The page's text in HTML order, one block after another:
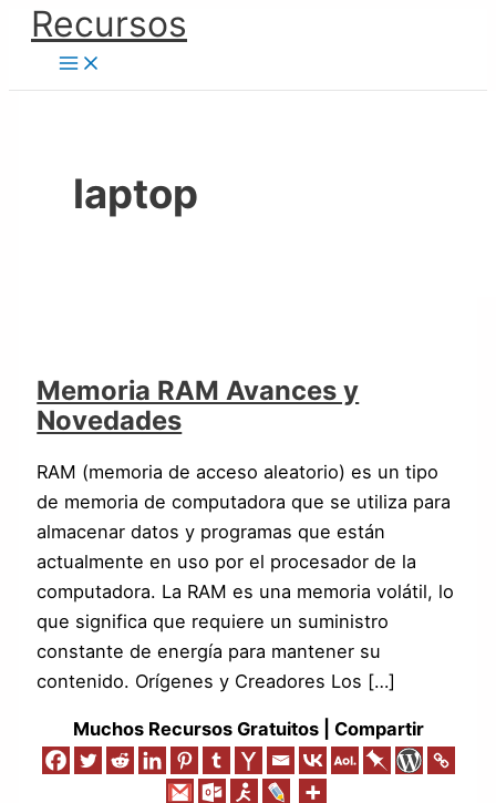
contenido
Recursos
laptop
Memoria RAM Avances y
Novedades
RAM (memoria de acceso aleatorio) es un tipo
de memoria de computadora que se utiliza para
almacenar datos y programas que están
actualmente en uso por el procesador de la
computadora. La RAM es una memoria volátil, lo
que significa que requiere un suministro
constante de energía para mantener su
contenido. Orígenes y Creadores Los […]
Muchos Recursos Gratuitos | Compartir
Memoria
RAM
Avances
Squarespace
Template
Design
Plantilla
Wix
Sitio
Bitcoin
Core
Antivirus
Recomendado
Como
Aumentar